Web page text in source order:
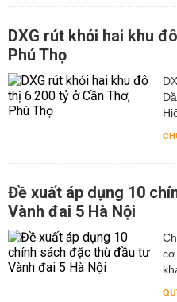
DXG rút khỏi hai khu
Phú Thọ
Đề xuất áp dụng 10
Vành đai 5 Hà Nội
cơ